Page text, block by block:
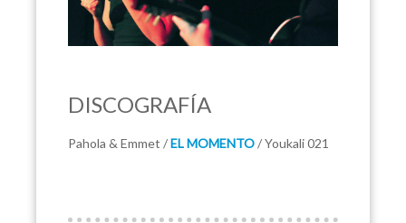
DISCOGRAFÍA
Pahola & Emmet /EL MOMENTO/ Youkali 021